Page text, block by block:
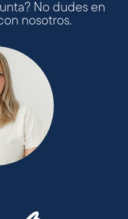
No dudes en
nosotros.